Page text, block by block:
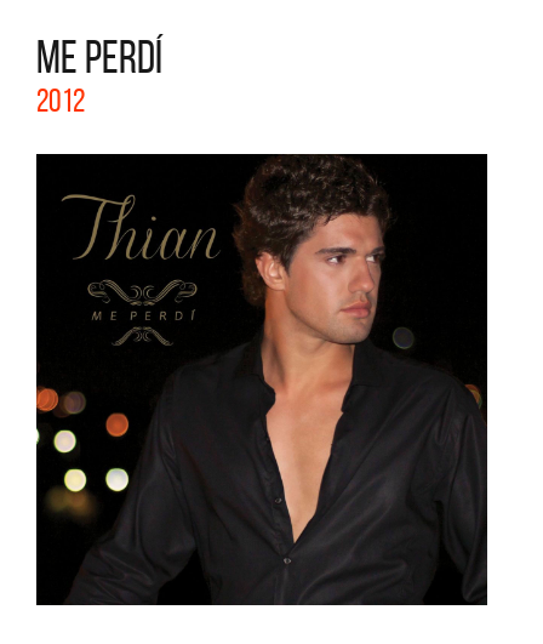
ME PERDÍ
2012